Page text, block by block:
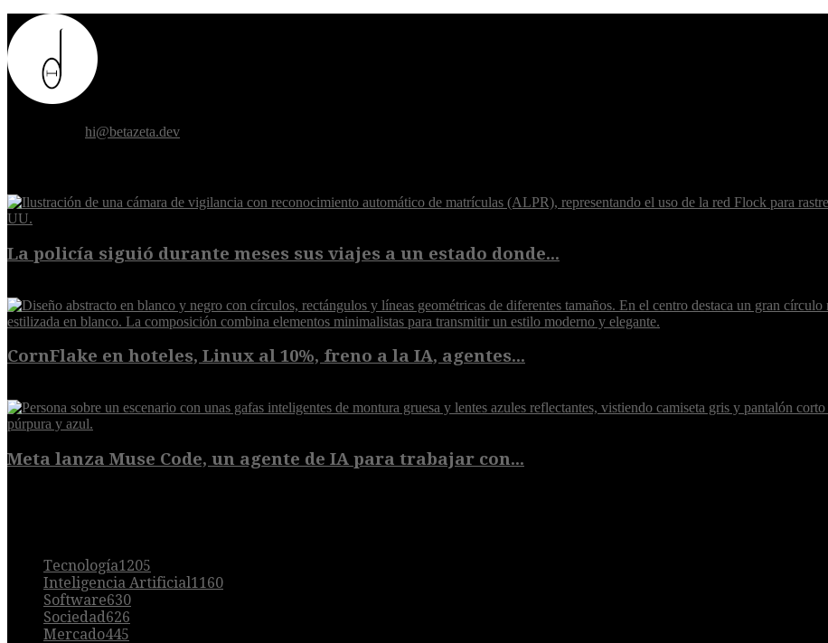
hi@betazeta.dev
La policía siguió durante meses sus viajes a un estado donde...
CornFlake en hoteles, Linux al 10%, freno a la IA, agentes...
Meta lanza Muse Code, un agente de IA para trabajar con...
Tecnología1205
Inteligencia Artificial1160
Software630
Sociedad626
Mercado445